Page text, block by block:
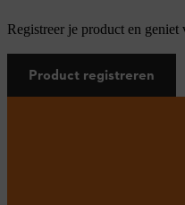
Registreer je product en geniet
Product registreren